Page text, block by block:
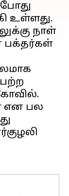
உள்ளது.
நாள்
என பல